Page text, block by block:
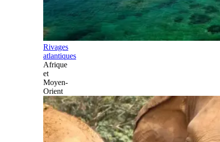
Rivages
atlantiques
Afrique
et
Moyen-
Orient